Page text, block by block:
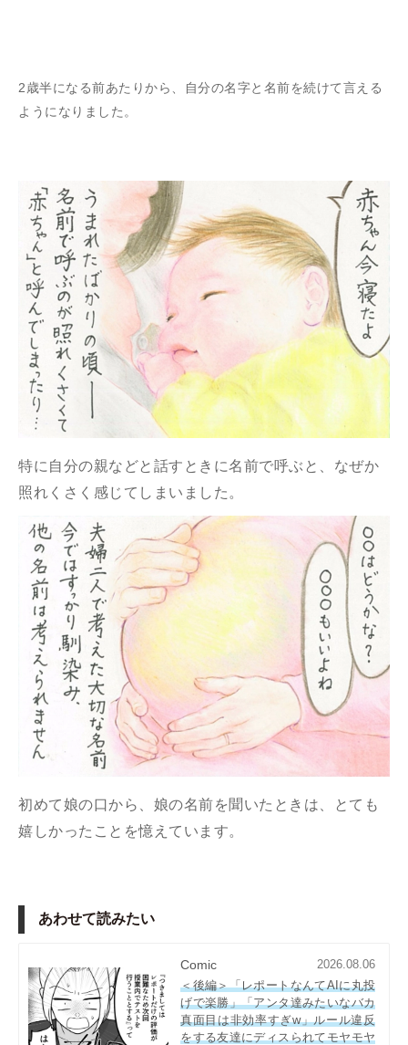
2歳半になる前あたりから、自分の名字と名前を続けて言える
ようになりました。
特に自分の親などと話すときに名前で呼ぶと、なぜか
照れくさく感じてしまいました。
初めて娘の口から、娘の名前を聞いたときは、とても
嬉しかったことを憶えています。
あわせて読みたい
Comic
2026.08.06
＜後編＞「レポートなんてAIに丸投
げで楽勝」「アンタ達みたいなバカ
真面目は非効率すぎw」ルール違反
をする友達にディスられてモヤモヤ